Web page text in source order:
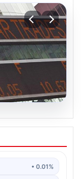
oldu
• 0.01%